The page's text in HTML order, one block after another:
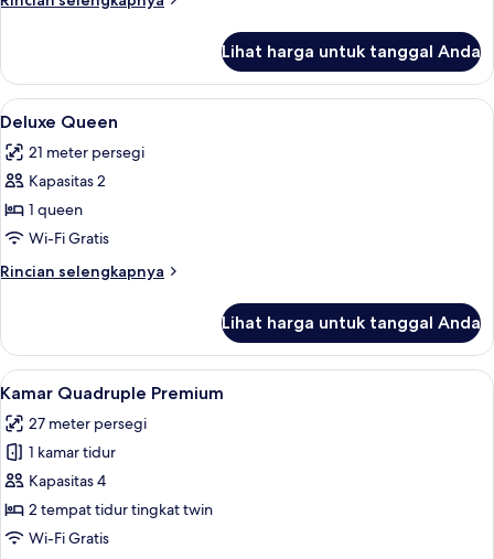
Tidur
Kamar
Comfort,
1
Tidur
Queen
Lihat harga untuk tanggal Anda
Lihat
semua
foto
untuk
Deluxe
Queen
Brankas, meja kerja, setrika/meja
5
Deluxe Queen
21 meter persegi
Kapasitas 2
1 queen
Wi-Fi Gratis
Rincian selengkapnya
Rincian
Deluxe
Queen
Lihat harga untuk tanggal Anda
Lihat
semua
foto
untuk
Kamar
Quadruple
Premium
Brankas, meja kerja, setrika/meja
5
Kamar Quadruple Premium
27 meter persegi
1 kamar tidur
Kapasitas 4
2 tempat tidur tingkat twin
Wi-Fi Gratis